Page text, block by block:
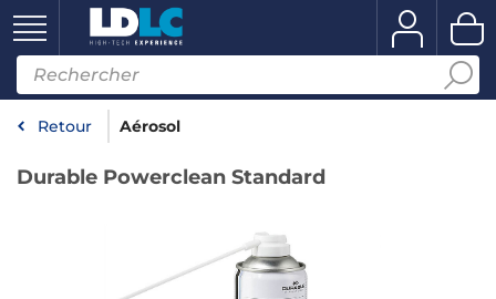
Retour Aérosol
Durable Powerclean Standard